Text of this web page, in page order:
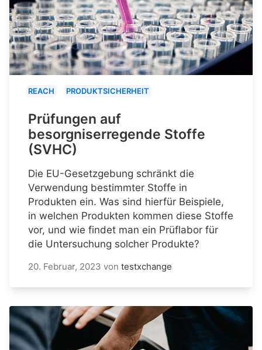
REACH PRODUKTSICHERHEIT
Prüfungen auf
besorgniserregende Stoffe
(SVHC)
Die EU-Gesetzgebung schränkt die
Verwendung bestimmter Stoffe in
Produkten ein. Was sind hierfür Beispiele,
in welchen Produkten kommen diese Stoffe
vor, und wie findet man ein Prüflabor für
die Untersuchung solcher Produkte?
20. Februar, 2023 von testxchange